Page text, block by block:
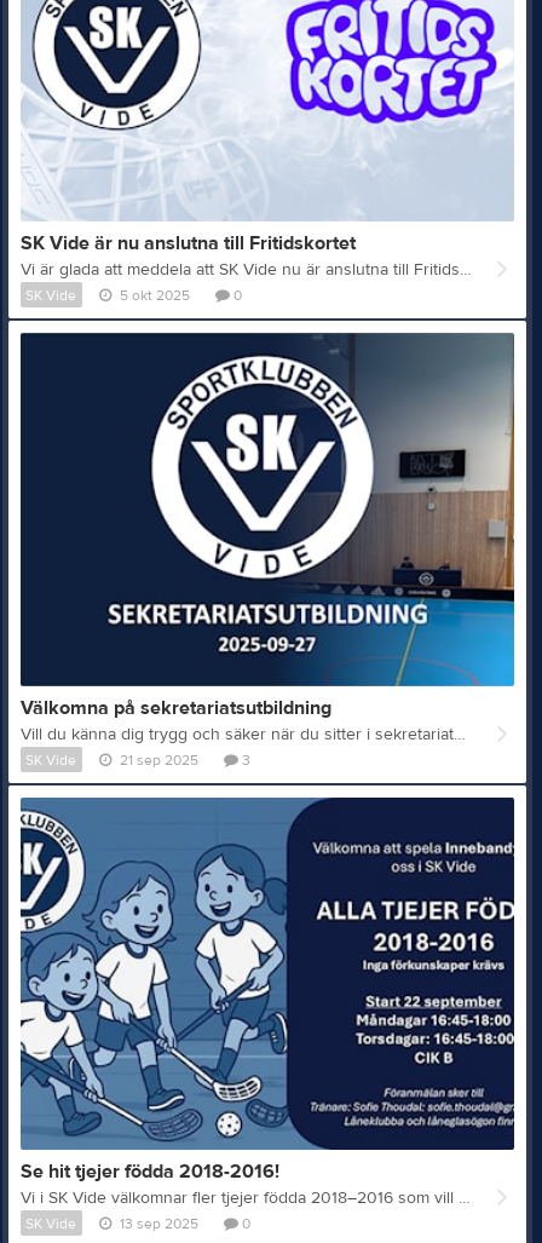
SK Vide är nu anslutna till Fritidskortet
Vi är glada att meddela att SK Vide nu är anslutna till Fritidskortet! Det innebär att du som vårdnadshavare kan använda Fritidskortet för att täcka delar av kostnaden för ditt barns medlemskap och träningsavgifter i föreningen. Det kommer vara aktivt fr.o.m måndag 6 oktober 2025. Vad är Fritidskortet? • Fritidskortet är en statlig satsning som gör det möjligt för fler barn och ungdomar mellan 8–16 år att delta i meningsfulla fritidsaktiviteter. • Det är ett ekonomiskt stöd som kan användas till medlemsavgifter, träningsavgifter, utrustningshyror och liknande – hos föreningar, kulturskolor eller verksamheter som är anslutna till Fritidskortet. Hur mycket kan man få? • 500 kr per barn och år för de flesta familjer. • 2 000 kr per barn och år för hushåll som haft bostadsbidrag under föregående år. • Beloppet gäller per kalenderår och måste användas senast 30 november. Outnyttjade pengar går inte att spara till nästa år. Så här använder du Fritidskortet hos SK Vide 1. Anmäl ditt barn till aktiviteten som vanligt via laget. 2. Avgiften för medlemskap är: - 950 kr för enskild medlem - 1 450 kr för familjemedlemskap - Lagledare eller kassör meddelar beloppet 3. Logga in med e-legitimation på Fritidskortet. 4. Sök upp Sportklubben Vide i systemet, välj ditt barn och ange belopp. Du kan använda hela eller delar av Fritidskortet. - Om avgiften överstiger stödet betalar du mellanskillnaden direkt till föreningen enligt instruktioner från lagledare eller kassör. 5. När du anger betalningen – välj Meddelande (inte OCR) och skriv: Laget + Barnets namn (för- och efternamn) Exempel: P15 Nils Nilsson 6. Meddela lagets kassör att ni ansökt om del och vilket belopp ni har ansökt om via Fritidskortet 7. Har ni ansökt för flera barn (för familjemedlemskap) meddela då till ett av laget vilka barn och summa som har omfattats. Viktigt att känna till • Föreningen måste vara ansluten till Fritidskortet (vilket SK Vide är). • Aktiviteten måste vara regelbunden: minst 6 tillfällen under högst 6 månader. • Om du saknar e-legitimation kan du i vissa fall använda blankett (kräver bl.a. att du och barnet bor på samma adress). • Fritidskortet räknas inte som inkomst eller tillgång och påverkar inte rätten till ekonomiskt bistånd.
SK Vide 5 okt 2025 0
Välkomna på sekretariatsutbildning
Vill du känna dig trygg och säker när du sitter i sekretariatet under säsongens matcher? Då är den här utbildningen för dig! Under en timme går vi tillsammans igenom allt du behöver kunna: • Hur du enkelt kopplar in utrustningen • Hur använder man ljud och ljus - ökad upplevelse för spelarna • Hur matchklockan fungerar – inga stressiga knapptryckningar! • Hur du smidigt för digitala matchprotokoll i IBIS
SK Vide 21 sep 2025 3
Se hit tjejer födda 2018-2016!
Vi i SK Vide välkomnar fler tjejer födda 2018–2016 som vill prova på innebandy. Ingen erfarenhet krävs – kom och testa på tillsammans med oss! Läs mer på Flickor Gröns lagsida Varmt välkomna till oss i Flickor Grön!
SK Vide 13 sep 2025 0